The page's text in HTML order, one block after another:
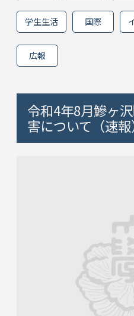
学生生活 国際
広報
令和4年8月鰺ヶ
害について（速報